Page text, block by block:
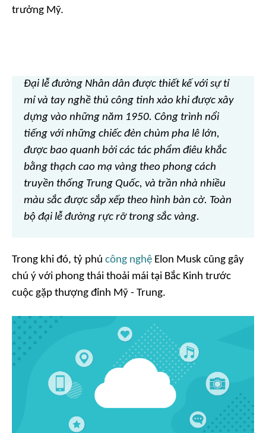
trưởng Mỹ.
Đại lễ đường Nhân dân được thiết kế với sự tỉ
mỉ và tay nghề thủ công tinh xảo khi được xây
dựng vào những năm 1950. Công trình nổi
tiếng với những chiếc đèn chùm pha lê lớn,
được bao quanh bởi các tác phẩm điêu khắc
bằng thạch cao mạ vàng theo phong cách
truyền thống Trung Quốc, và trần nhà nhiều
màu sắc được sắp xếp theo hình bàn cờ. Toàn
bộ đại lễ đường rực rỡ trong sắc vàng.
Trong khi đó, tỷ phú công nghệ Elon Musk cũng gây
chú ý với phong thái thoải mái tại Bắc Kinh trước
cuộc gặp thượng đỉnh Mỹ - Trung.